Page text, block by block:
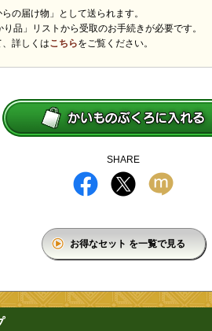
の届け物」として送られます。
品」リストから受取のお手続きが必要です。
詳しくはこちらをご覧ください。
SHARE
お得なセット を一覧で見る